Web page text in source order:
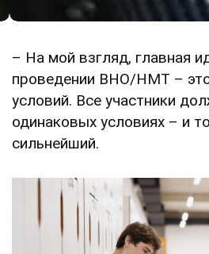
– На мой взгляд, главная
проведении ВНО/НМТ –
условий. Все участники
одинаковых условиях – и
сильнейший.